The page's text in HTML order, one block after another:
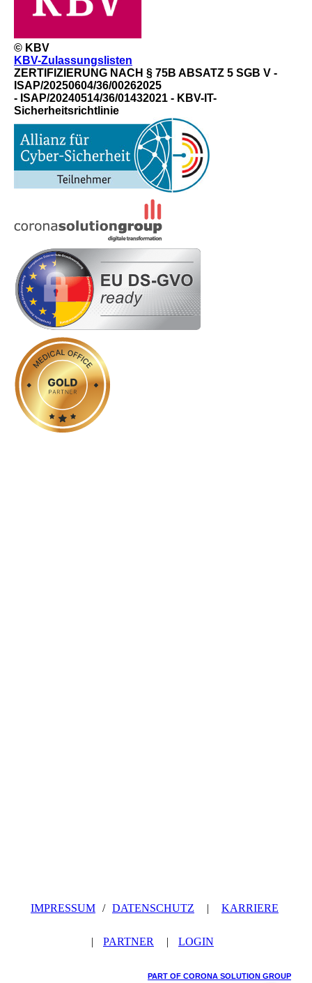
© KBV
KBV-Zulassungslisten
ZERTIFIZIERUNG NACH § 75B ABSATZ 5 SGB V -
ISAP/20250604/36/00262025
- ISAP/20240514/36/01432021 - KBV-IT-
Sicherheitsrichtlinie
IMPRESSUM / DATENSCHUTZ | KARRIERE
| PARTNER | LOGIN
PART OF CORONA SOLUTION GROUP